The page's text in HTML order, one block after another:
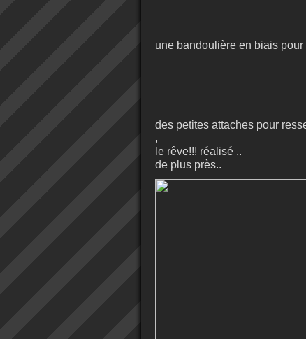
une bandoulière en biais
des petites attaches pour
,
le rêve!!! réalisé ..
de plus près..